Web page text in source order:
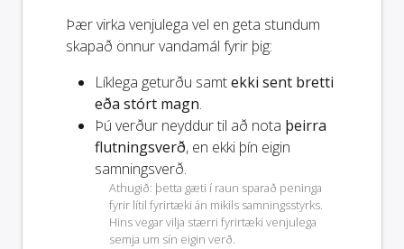
Þær virka venjulega vel en geta stundum
skapað önnur vandamál fyrir þig:
Líklega geturðu samtekki sent bretti
eða stórt magn.
Þú verður neyddur til að nota þeirra
flutningsverð, en ekki þín eigin
samningsverð.
Athugið: þetta gæti í raun sparað peninga
fyrir lítil fyrirtæki án mikils samningsstyrks.
Hins vegar vilja stærri fyrirtæki venjulega
semja um sín eigin verð.